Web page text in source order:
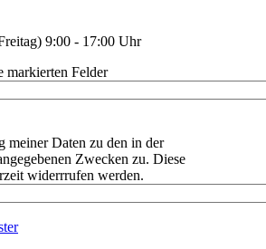
9:00 - 17:00 Uhr
markierten Felder
meiner Daten zu den in der
Zwecken zu. Diese
widerrrufen werden.